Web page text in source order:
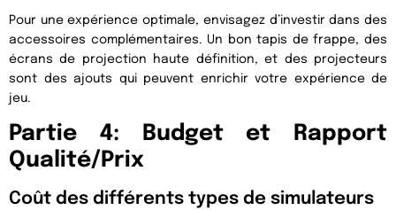
Pour une expérience optimale, envisagez d’investir dans des
accessoires complémentaires. Un bon tapis de frappe, des
écrans de projection haute définition, et des projecteurs
sont des ajouts qui peuvent enrichir votre expérience de
jeu.
Partie 4: Budget et Rapport
Qualité/Prix
Coût des différents types de simulateurs